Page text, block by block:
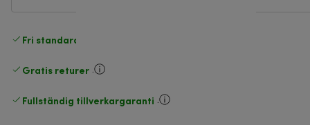
Fri standardleverans
Gratis returer .
Fullständig tillverkargaranti .